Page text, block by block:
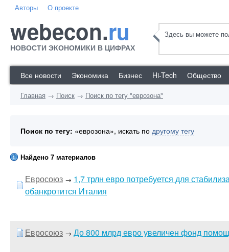
Авторы О проекте
webecon.ru
НОВОСТИ ЭКОНОМИКИ В ЦИФРАХ
Здесь вы можете
Все новости Экономика Бизнес Hi-Tech Общество
Главная → Поиск → Поиск по тегу "еврозона"
Поиск по тегу: «еврозона», искать по другому тегу
Найдено 7 материалов
Евросоюз → 1,7 трлн евро потребуется для
обанкротится Италия
Евросоюз → До 800 млрд евро увеличен фонд